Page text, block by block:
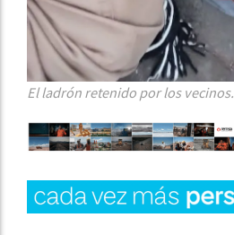
El ladrón retenido por los vecinos.